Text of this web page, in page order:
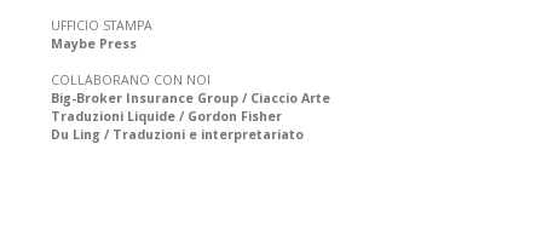
UFFICIO STAMPA
Maybe Press
COLLABORANO CON NOI
Big-Broker Insurance Group / Ciaccio Arte
Traduzioni Liquide / Gordon Fisher
Du Ling / Traduzioni e interpretariato